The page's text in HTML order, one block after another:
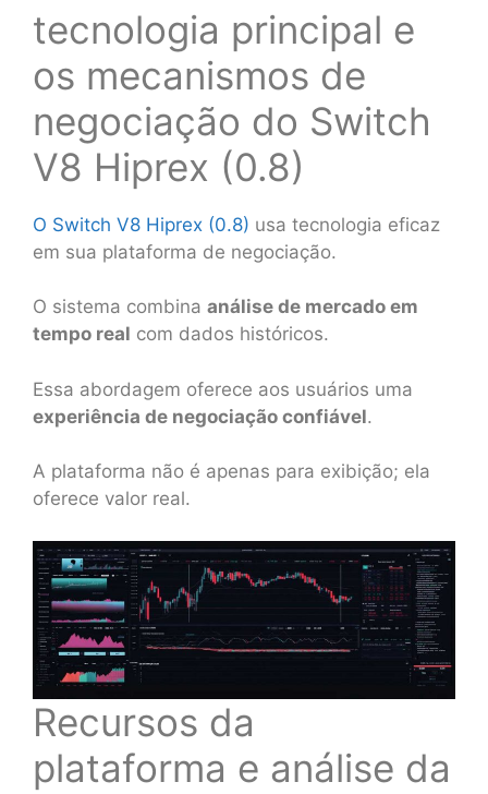
tecnologia principal e
os mecanismos de
negociação do Switch
V8 Hiprex (0.8)
O Switch V8 Hiprex (0.8) usa tecnologia eficaz
em sua plataforma de negociação.
O sistema combina análise de mercado em
tempo real com dados históricos.
Essa abordagem oferece aos usuários uma
experiência de negociação confiável.
A plataforma não é apenas para exibição; ela
oferece valor real.
Recursos da
plataforma e análise da